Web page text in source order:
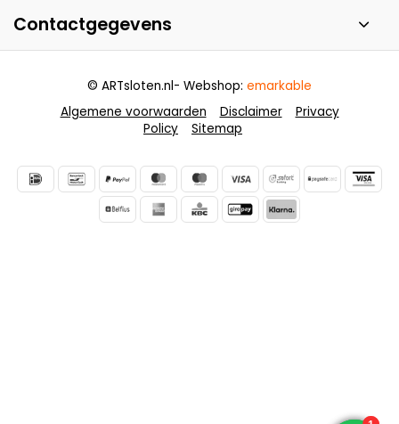
Contactgegevens
Algemene voorwaarden Disclaimer
Privacy
Policy
Sitemap
© ARTsloten.nl- Webshop: emarkable